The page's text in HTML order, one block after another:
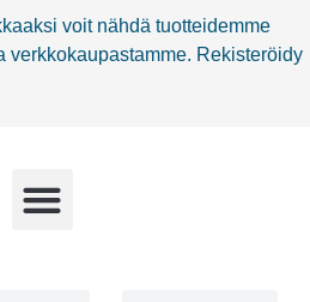
voit nähdä tuotteidemme
verkkokaupastamme. Rekisteröidy